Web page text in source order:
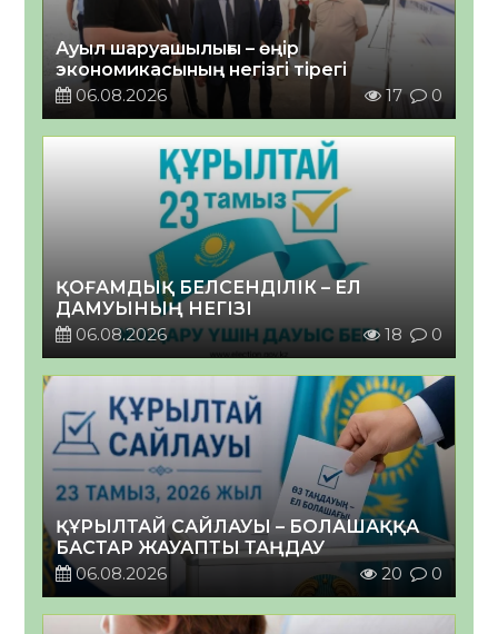
Ауыл шаруашылығы – өңір
экономикасының негізгі тірегі
06.08.2026
17 0
ҚОҒАМДЫҚ БЕЛСЕНДІЛІК – ЕЛ
ДАМУЫНЫҢ НЕГІЗІ
06.08.2026
18 0
ҚҰРЫЛТАЙ САЙЛАУЫ – БОЛАШАҚҚА
БАСТАР ЖАУАПТЫ ТАҢДАУ
06.08.2026
20 0